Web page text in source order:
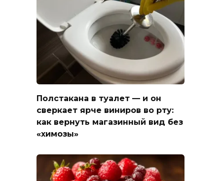
Полстакана в туалет — и он
сверкает ярче виниров во рту:
как вернуть магазинный вид без
«химозы»